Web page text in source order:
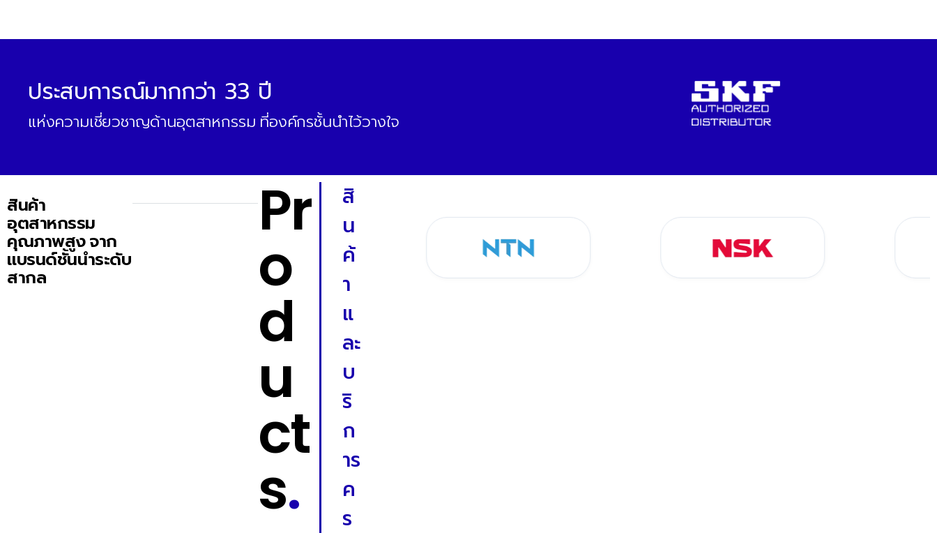
ประสบการณ์มากกว่า 33 ปี
แห่งความเชี่ยวชาญด้านอุตสาหกรรม ที่องค์กรชั้นนำไว้วางใจ
สินค้า
อุตสาหกรรม
คุณภาพสูง จาก
แบรนด์ชั้นนำระดับ
สากล
Pr
o
d
u
ct
s.
สิ
น
ค้
า
แ
ละ
บ
ริ
ก
าร
ค
ร